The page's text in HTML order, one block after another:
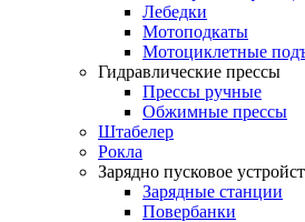
Лебедки
Мотоподкаты
Мотоциклетные
Гидравлические прессы
Прессы ручные
Обжимные прессы
Штабелер
Рокла
Зарядно пусковое
Зарядные станции
Повербанки